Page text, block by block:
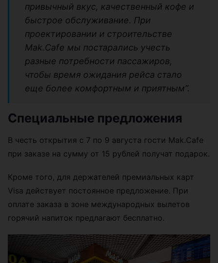
привычный вкус, качественный кофе и
быстрое обслуживание. При
проектировании и строительстве
Mak.Cafe мы постарались учесть
разные потребности пассажиров,
чтобы время ожидания рейса стало
еще более комфортным и приятным”.
Специальные предложения
В честь открытия с 7 по 9 августа гости Mak.Cafe
при заказе на сумму от 15 рублей получат подарок.
Кроме того, для держателей премиальных карт
Visa действует постоянное предложение. При
оплате заказа в зоне международных вылетов
горячий напиток предлагают бесплатно.